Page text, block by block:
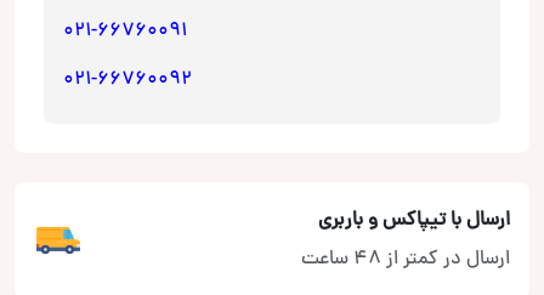
021-66760091
021-66760092
ارسال با تیپاکس و باربری
ارسال در کمتر از 48 ساعت